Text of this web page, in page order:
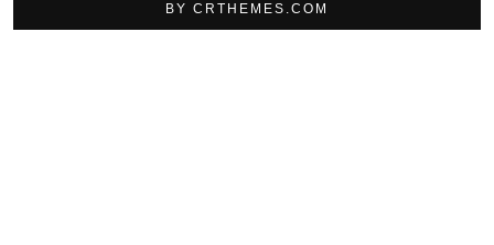
BY CRTHEMES.COM